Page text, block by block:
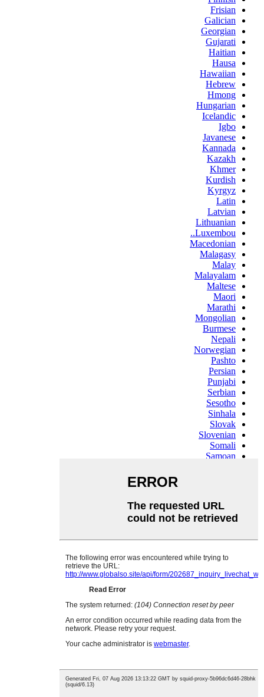
Frisian
Galician
Georgian
Gujarati
Haitian
Hausa
Hawaiian
Hebrew
Hmong
Hungarian
Icelandic
Igbo
Javanese
Kannada
Kazakh
Khmer
Kurdish
Kyrgyz
Latin
Latvian
Lithuanian
Luxembou..
Macedonian
Malagasy
Malay
Malayalam
Maltese
Maori
Marathi
Mongolian
Burmese
Nepali
Norwegian
Pashto
Persian
Punjabi
Serbian
Sesotho
Sinhala
Slovak
Slovenian
Somali
Samoan
Swahili
Tajik
Telugu
Ukrainian
Urdu
Welsh
Xhosa
Yiddish
Tatar
Oriya